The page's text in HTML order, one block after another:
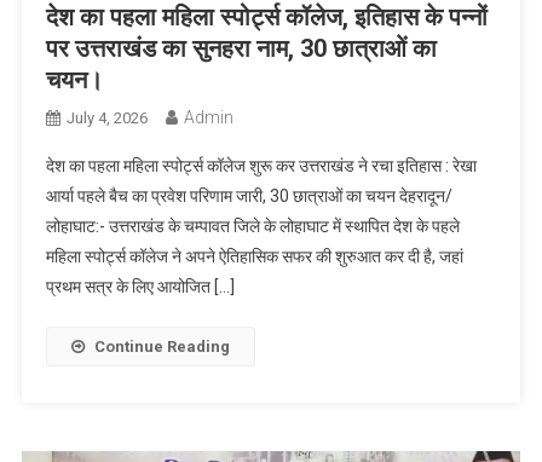
देश का पहला महिला स्पोर्ट्स कॉलेज, इतिहास के पन्नों
पर उत्तराखंड का सुनहरा नाम, 30 छात्राओं का
चयन।
July 4, 2026 Admin
देश का पहला महिला स्पोर्ट्स कॉलेज शुरू कर उत्तराखंड ने रचा इतिहास : रेखा
आर्या पहले बैच का प्रवेश परिणाम जारी, 30 छात्राओं का चयन देहरादून/
लोहाघाट:- उत्तराखंड के चम्पावत जिले के लोहाघाट में स्थापित देश के पहले
महिला स्पोर्ट्स कॉलेज ने अपने ऐतिहासिक सफर की शुरुआत कर दी है, जहां
प्रथम सत्र के लिए आयोजित […]
Continue Reading